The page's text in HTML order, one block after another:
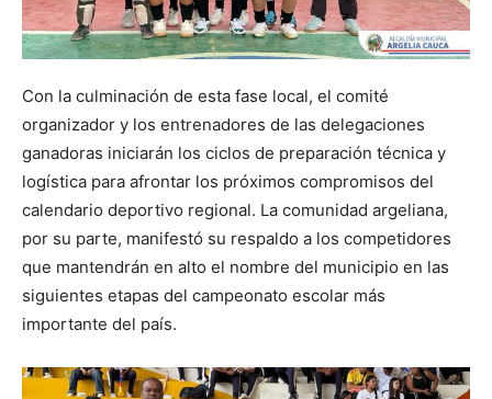
Con la culminación de esta fase local, el comité
organizador y los entrenadores de las delegaciones
ganadoras iniciarán los ciclos de preparación técnica y
logística para afrontar los próximos compromisos del
calendario deportivo regional. La comunidad argeliana,
por su parte, manifestó su respaldo a los competidores
que mantendrán en alto el nombre del municipio en las
siguientes etapas del campeonato escolar más
importante del país.